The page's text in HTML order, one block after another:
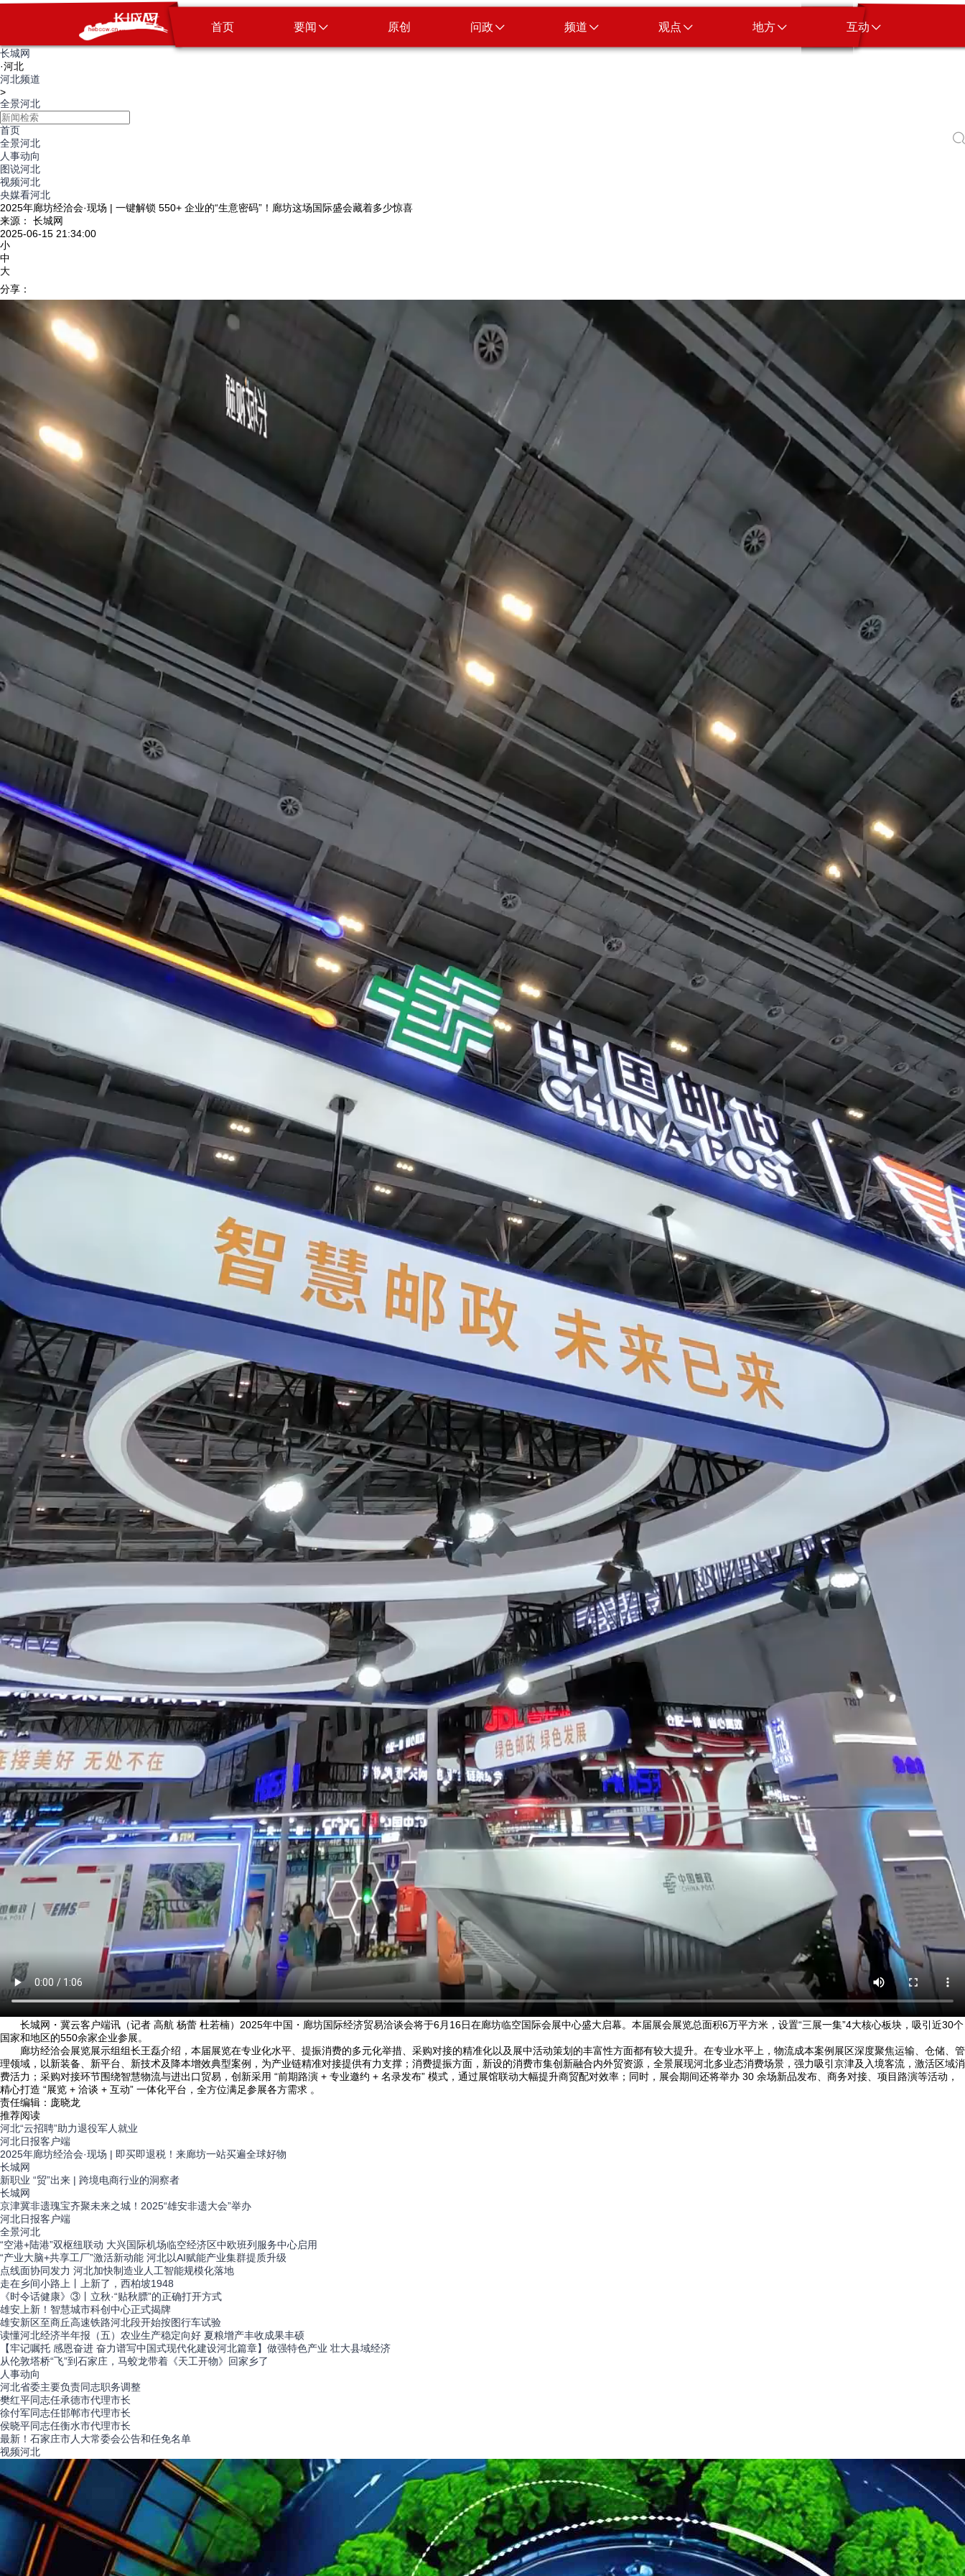
首页 要闻 原创 问政 频道 观点 地方 互动
长城网
·河北
河北频道
>
全景河北
首页
全景河北
人事动向
图说河北
视频河北
央媒看河北
2025年廊坊经洽会·现场 | 一键解锁 550+ 企业的“生意密码”！廊坊这场国际盛会藏着多少惊喜
来源： 长城网
2025-06-15 21:34:00
小
中
大
分享：
长城网・冀云客户端讯（记者 高航 杨蕾 杜若楠）2025年中国・廊坊国际经济贸易洽谈会将于6月16日在廊坊临空国际会展中心盛大启幕。本届展会展览总面积6万平方米，设置“三展一集”4大核心板块，吸引近30个
国家和地区的550余家企业参展。
廊坊经洽会展览展示组组长王磊介绍，本届展览在专业化水平、提振消费的多元化举措、采购对接的精准化以及展中活动策划的丰富性方面都有较大提升。在专业水平上，物流成本案例展区深度聚焦运输、仓储、管
理领域，以新装备、新平台、新技术及降本增效典型案例，为产业链精准对接提供有力支撑；消费提振方面，新设的消费市集创新融合内外贸资源，全景展现河北多业态消费场景，强力吸引京津及入境客流，激活区域消
费活力；采购对接环节围绕智慧物流与进出口贸易，创新采用 “前期路演 + 专业邀约 + 名录发布” 模式，通过展馆联动大幅提升商贸配对效率；同时，展会期间还将举办 30 余场新品发布、商务对接、项目路演等活动，
精心打造 “展览 + 洽谈 + 互动” 一体化平台，全方位满足参展各方需求 。
责任编辑：庞晓龙
推荐阅读
​河北“云招聘”助力退役军人就业
河北日报客户端
2025年廊坊经洽会·现场 | 即买即退税！来廊坊一站买遍全球好物
长城网
新职业 “贸”出来 | 跨境电商行业的洞察者
长城网
京津冀非遗瑰宝齐聚未来之城！2025“雄安非遗大会”举办
河北日报客户端
全景河北
“空港+陆港”双枢纽联动 大兴国际机场临空经济区中欧班列服务中心启用
“产业大脑+共享工厂”激活新动能 河北以AI赋能产业集群提质升级
点线面协同发力 河北加快制造业人工智能规模化落地
走在乡间小路上丨上新了，西柏坡1948
《时令话健康》③丨立秋·“贴秋膘”的正确打开方式
雄安上新！智慧城市科创中心正式揭牌
雄安新区至商丘高速铁路河北段开始按图行车试验
读懂河北经济半年报（五）农业生产稳定向好 夏粮增产丰收成果丰硕
【牢记嘱托 感恩奋进 奋力谱写中国式现代化建设河北篇章】做强特色产业 壮大县域经济
从伦敦塔桥“飞”到石家庄，马蛟龙带着《天工开物》回家乡了
人事动向
河北省委主要负责同志职务调整
樊红平同志任承德市代理市长
徐付军同志任邯郸市代理市长
侯晓平同志任衡水市代理市长
最新！石家庄市人大常委会公告和任免名单
视频河北